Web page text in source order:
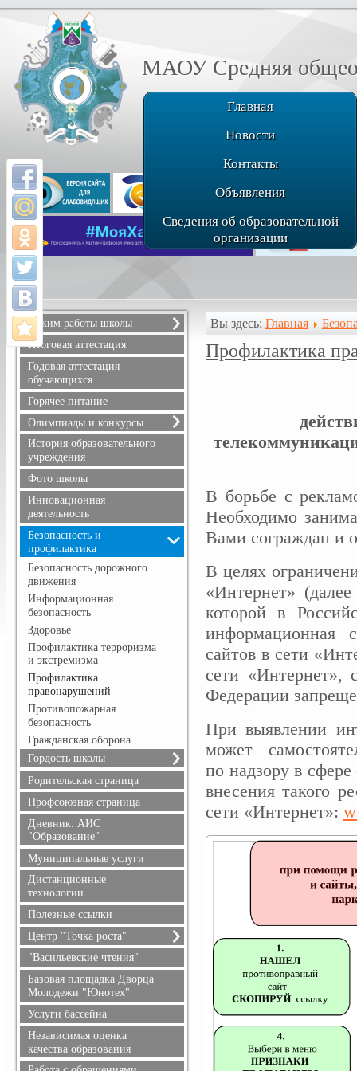
МАОУ Средняя
Главная
Новости
Контакты
Объявления
Сведения об образовательной
организации
Режим работы школы
Расписание звонков
Расписание уроков
Режим питания
Итоговая аттестация
Годовая аттестация
обучающихся
Горячее питание
Олимпиады и конкурсы
Всероссийская олимпиада
школьников
Положения олимпиад и
конкурсов, результаты
История образовательного
учреждения
Фото школы
Инновационная
деятельность
Безопасность и
профилактика
Безопасность дорожного
движения
Информационная
безопасность
Здоровье
Профилактика терроризма
и экстремизма
Профилактика
правонарушений
Противопожарная
безопасность
Гражданская оборона
Гордость школы
Учителя
Ученики
Выпускники
Учителя, имеющие
государственные награды
Родительская страница
Профсоюзная страница
Дневник. АИС
"Образование"
Муниципальные услуги
Дистанционные
технологии
Полезные ссылки
Центр "Точка роста"
О центре "Точка роста"
Документы
Образовательные
программы
Педагоги
Материально-техническая
база
"Васильевские чтения"
Базовая площадка Дворца
Молодежи "Юнотех"
Услуги бассейна
Независимая оценка
качества образования
Вы здесь: Главная
Профилактика
В борьбе с
Необходимо
Вами сограждан и
В целях
«Интернет»
которой в
информационная
сайтов в сети
сети «Интернет»,
Федерации
При выявлении
может
по надзору в
внесения такого
сети «Интернет»: